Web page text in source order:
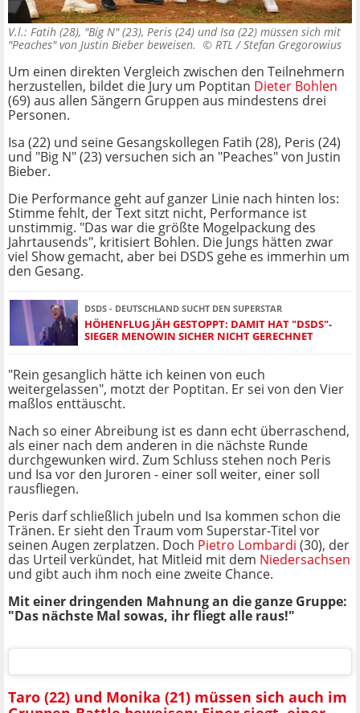
V.l.: Fatih (28), "Big N" (23), Peris (24) und Isa (22) müssen sich mit
"Peaches" von Justin Bieber beweisen. © RTL / Stefan Gregorowius
Um einen direkten Vergleich zwischen den Teilnehmern
herzustellen, bildet die Jury um Poptitan Dieter Bohlen
(69) aus allen Sängern Gruppen aus mindestens drei
Personen.
Isa (22) und seine Gesangskollegen Fatih (28), Peris (24)
und "Big N" (23) versuchen sich an "Peaches" von Justin
Bieber.
Die Performance geht auf ganzer Linie nach hinten los:
Stimme fehlt, der Text sitzt nicht, Performance ist
unstimmig. "Das war die größte Mogelpackung des
Jahrtausends", kritisiert Bohlen. Die Jungs hätten zwar
viel Show gemacht, aber bei DSDS gehe es immerhin um
den Gesang.
DSDS - DEUTSCHLAND SUCHT DEN SUPERSTAR
HÖHENFLUG JÄH GESTOPPT: DAMIT HAT "DSDS"-
SIEGER MENOWIN SICHER NICHT GERECHNET
"Rein gesanglich hätte ich keinen von euch
weitergelassen", motzt der Poptitan. Er sei von den Vier
maßlos enttäuscht.
Nach so einer Abreibung ist es dann echt überraschend,
als einer nach dem anderen in die nächste Runde
durchgewunken wird. Zum Schluss stehen noch Peris
und Isa vor den Juroren - einer soll weiter, einer soll
rausfliegen.
Peris darf schließlich jubeln und Isa kommen schon die
Tränen. Er sieht den Traum vom Superstar-Titel vor
seinen Augen zerplatzen. Doch Pietro Lombardi (30), der
das Urteil verkündet, hat Mitleid mit dem Niedersachsen
und gibt auch ihm noch eine zweite Chance.
Mit einer dringenden Mahnung an die ganze Gruppe:
"Das nächste Mal sowas, ihr fliegt alle raus!"
Taro (22) und Monika (21) müssen sich auch im